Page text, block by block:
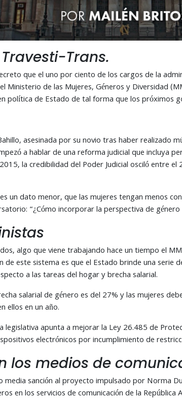
Trans.
que el uno por ciento de los cargos de la
Ministerio de las Mujeres, Géneros y Diversidad
política de Estado de tal forma que los próximos
asesinada por su novio tras haber realizado
a hablar de una reforma judicial que incluya
la credibilidad del Poder Judicial osciló entre
un dato menor, que las mujeres tengan menos
“¿Cómo incorporar la perspectiva de género
algo que viene trabajando hace un tiempo el
de este sistema es que el Estado brinde una
a las tareas del hogar y brecha salarial.
salarial de género es del 27% y las mujeres
ellos en un año.
legislativa apunta a mejorar la Ley 26.485 de
electrónicos por incumplimiento de
los medios de
media sanción al proyecto impulsado por Norma
en los servicios de comunicación de la